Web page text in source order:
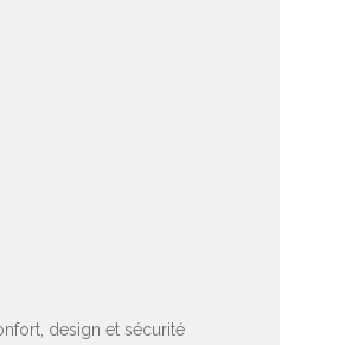
design et sécurité